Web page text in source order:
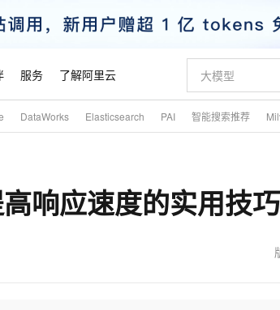
服务 了解阿里云
DataWorks Elasticsearch PAI 智能搜索推荐
响应速度的实用技巧
提供智能易用的域名与建站服务 安全可靠、
上传文档即自动完成翻译和格式还原
AI 特惠
至高享 1亿+免费 tokens，加速 Al 应用落地
AI 场景体
智能编程，一
价格计算器
价格优势
配置报价
数据与 API
手机三要素
基础软件
宝塔 Linux
成为产品伙伴
产品生态伙伴
产品伙伴
弹性计算合
数据库合作
企业增值服务
专家技术服务
阿里云认证
全部认证
最佳实践
云上奥运之旅
市场活动
阿里云中企